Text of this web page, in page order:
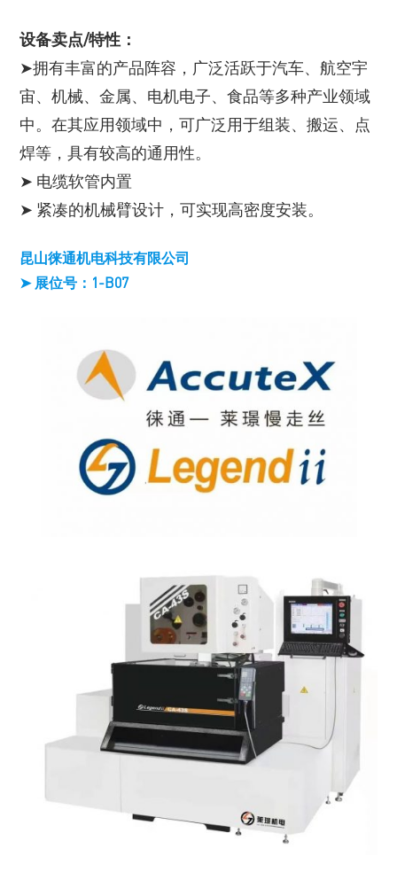
设备卖点/特性：
➤拥有丰富的产品阵容，广泛活跃于汽车、航空宇
宙、机械、金属、电机电子、食品等多种产业领域
中。在其应用领域中，可广泛用于组装、搬运、点
焊等，具有较高的通用性。
➤ 电缆软管内置
➤ 紧凑的机械臂设计，可实现高密度安装。
昆山徕通机电科技有限公司
➤ 展位号：1-B07